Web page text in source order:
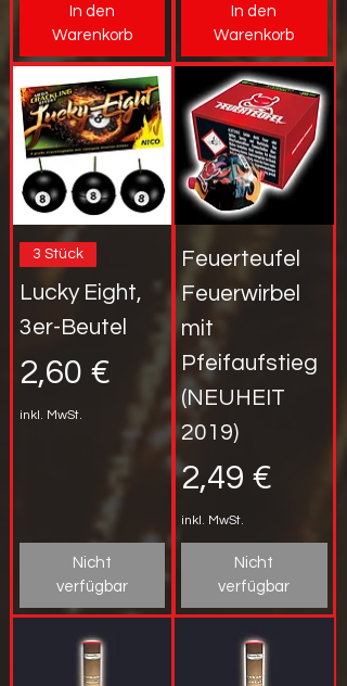
In den
Warenkorb
In den
Warenkorb
3 Stück
Lucky Eight,
3er-Beutel
Preis
2,60 €
inkl. MwSt.
Nicht
verfügbar
Feuerteufel
Feuerwirbel
mit
Pfeifaufstieg
(NEUHEIT
2019)
Preis
2,49 €
inkl. MwSt.
Nicht
verfügbar